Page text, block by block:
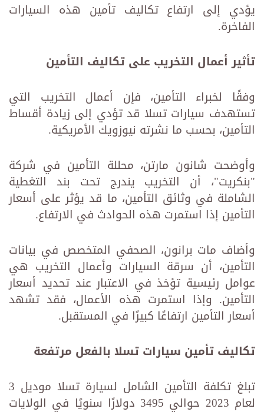
يؤدي إلى ارتفاع تكاليف تأمين هذه السيارات
الفاخرة.
تأثير أعمال التخريب على تكاليف التأمين
وفقًا لخبراء التأمين، فإن أعمال التخريب التي
تستهدف سيارات تسلا قد تؤدي إلى زيادة أقساط
التأمين، بحسب ما نشرته نيوزويك الأمريكية.
وأوضحت شانون مارتن، محللة التأمين في شركة
"بنكريت"، أن التخريب يندرج تحت بند التغطية
الشاملة في وثائق التأمين، ما قد يؤثر على أسعار
التأمين إذا استمرت هذه الحوادث في الارتفاع.
وأضاف مات برانون، الصحفي المتخصص في بيانات
التأمين، أن سرقة السيارات وأعمال التخريب هي
عوامل رئيسية تؤخذ في الاعتبار عند تحديد أسعار
التأمين. وإذا استمرت هذه الأعمال، فقد تشهد
أسعار التأمين ارتفاعًا كبيرًا في المستقبل.
تكاليف تأمين سيارات تسلا بالفعل مرتفعة
تبلغ تكلفة التأمين الشامل لسيارة تسلا موديل 3
لعام 2023 حوالي 3495 دولارًا سنويًا في الولايات